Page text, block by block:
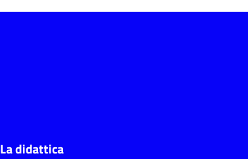
La didattica